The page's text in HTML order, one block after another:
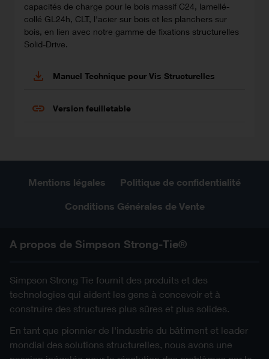
capacités de charge pour le bois massif C24, lamellé-
collé GL24h, CLT, l'acier sur bois et les planchers sur
bois, en lien avec notre gamme de fixations structurelles
Solid-Drive.
Manuel Technique pour Vis Structurelles
Version feuilletable
Mentions légales Politique de confidentialité
Conditions Générales de Vente
A propos de Simpson Strong-Tie®
Simpson Strong Tie fournit des produits et des
technologies qui aident les gens à concevoir et à
construire des structures plus sûres et plus solides.
En tant que pionnier de l'industrie du bâtiment et leader
mondial des solutions structurelles, nous avons une